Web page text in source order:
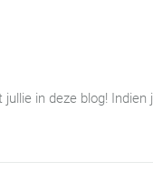
in deze blog!